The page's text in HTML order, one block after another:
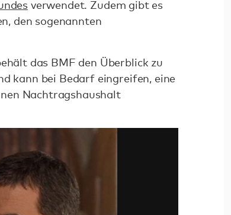
verwendet. Zudem gibt es
den sogenannten
das BMF den Überblick zu
kann bei Bedarf eingreifen, eine
Nachtragshaushalt